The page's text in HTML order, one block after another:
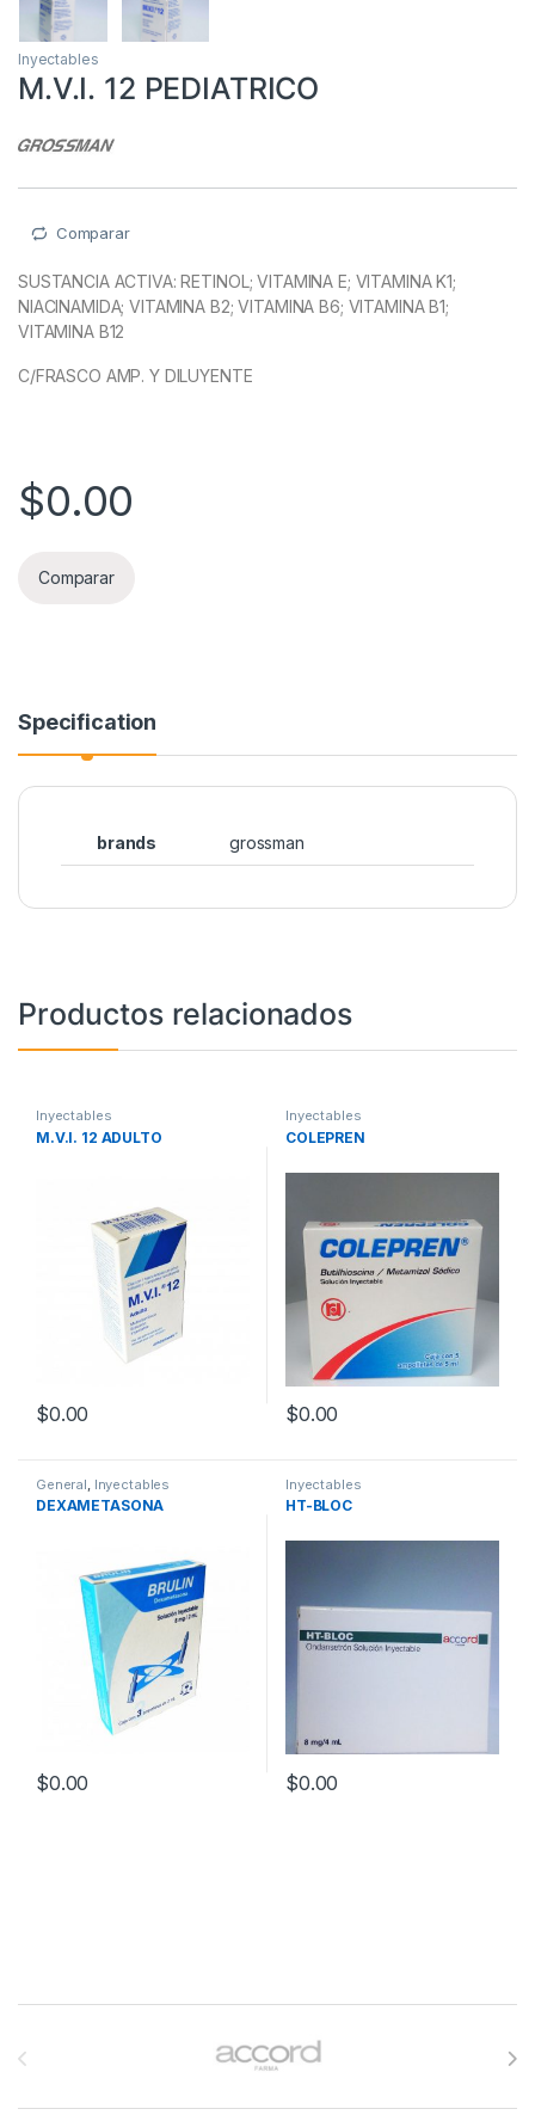
Inyectables
M.V.I. 12 PEDIATRICO
Comparar
SUSTANCIA ACTIVA: RETINOL; VITAMINA E; VITAMINA K1;
NIACINAMIDA; VITAMINA B2; VITAMINA B6; VITAMINA B1;
VITAMINA B12
C/FRASCO AMP. Y DILUYENTE
$0.00
Comparar
Specification
brands grossman
Productos relacionados
Inyectables
M.V.I. 12 ADULTO
$0.00
Inyectables
COLEPREN
$0.00
General Inyectables
DEXAMETASONA
$0.00
Inyectables
HT-BLOC
$0.00